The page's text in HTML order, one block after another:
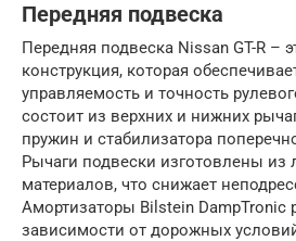
Передняя подвеска
Передняя подвеска Nissan GT-R –
конструкция, которая
управляемость и точность
состоит из верхних и нижних
пружин и стабилизатора
Рычаги подвески изготовлены из
материалов, что снижает
Амортизаторы Bilstein DampTronic
зависимости от дорожных